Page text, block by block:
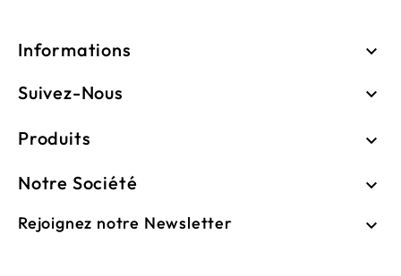
Informations 
Suivez-Nous 
Produits 
Notre Société 
Rejoignez notre Newsletter 